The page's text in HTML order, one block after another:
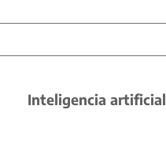
Inteligencia artificial